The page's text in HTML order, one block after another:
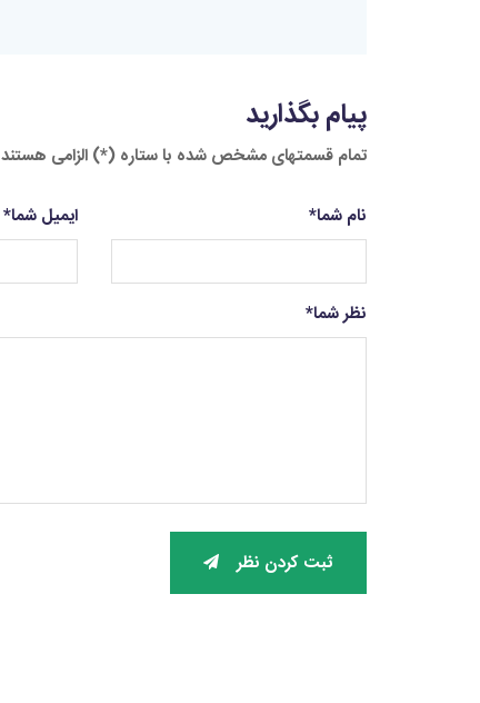
پیام بگذارید
تمام قسمتهای مشخص شده با ستاره (*) الزامی هستند
نام شما* ایمیل شما*
نظر شما*
ثبت کردن نظر